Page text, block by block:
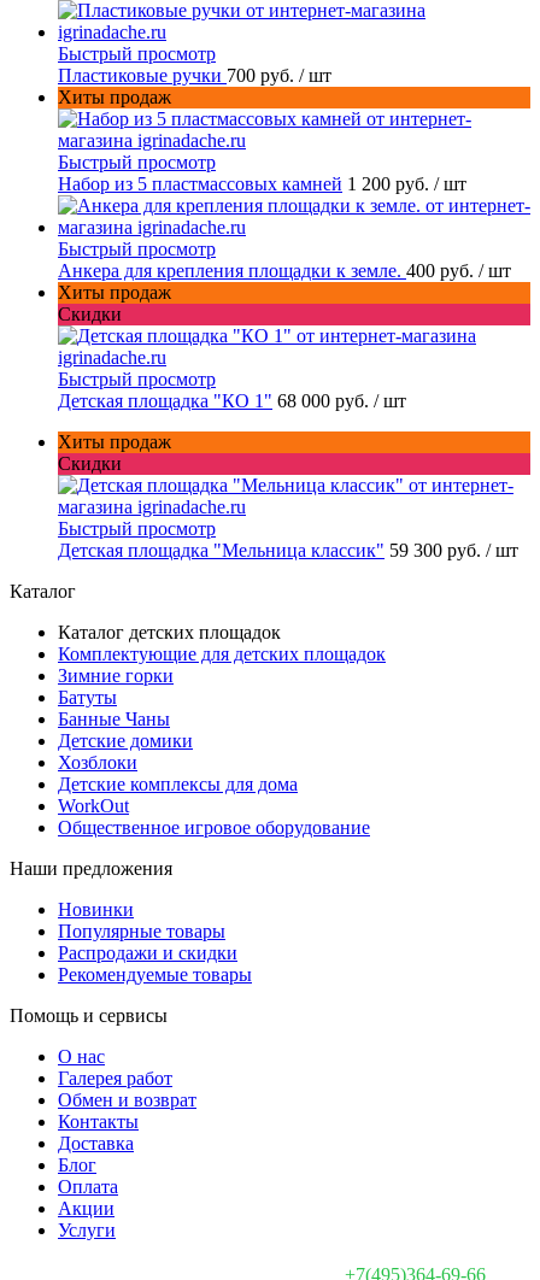
Быстрый просмотр
Пластиковые ручки 700 руб. / шт
Хиты продаж
Быстрый просмотр
Набор из 5 пластмассовых камней 1 200 руб. / шт
Быстрый просмотр
Анкера для крепления площадки к земле. 400 руб. / шт
Хиты продаж
Скидки
Быстрый просмотр
Детская площадка "КО 1" 68 000 руб. / шт
Хиты продаж
Скидки
Быстрый просмотр
Детская площадка "Мельница классик" 59 300 руб. / шт
Каталог
Каталог детских площадок
Комплектующие для детских площадок
Зимние горки
Батуты
Банные Чаны
Детские домики
Хозблоки
Детские комплексы для дома
WorkOut
Общественное игровое оборудование
Наши предложения
Новинки
Популярные товары
Распродажи и скидки
Рекомендуемые товары
Помощь и сервисы
О нас
Галерея работ
Обмен и возврат
Контакты
Доставка
Блог
Оплата
Акции
Услуги
+7(495)364-69-66